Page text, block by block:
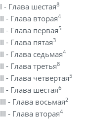
I - Глава шестая8
II - Глава вторая4
II - Глава первая5
II - Глава пятая3
II - Глава седьмая4
II - Глава третья8
II - Глава четвертая5
II - Глава шестая6
III - Глава восьмая2
III - Глава вторая4